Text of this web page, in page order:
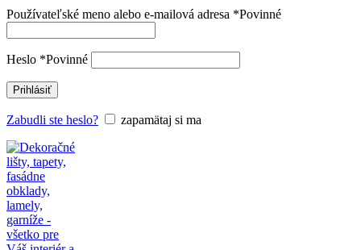
Používateľské meno alebo e-mailová adresa *Povinné
Heslo *Povinné
Prihlásiť
Zabudli ste heslo? zapamätaj si ma